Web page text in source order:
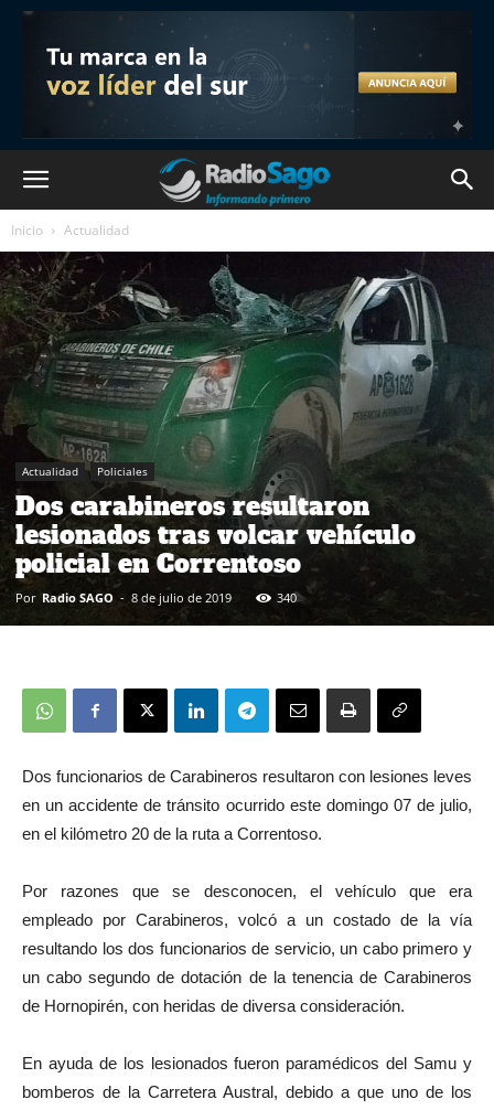
Inicio Actualidad
Actualidad Policiales
Dos carabineros resultaron
lesionados tras volcar vehículo
policial en Correntoso
Por Radio SAGO - 8 de julio de 2019 340
Dos funcionarios de Carabineros resultaron con lesiones leves
en un accidente de tránsito ocurrido este domingo 07 de julio,
en el kilómetro 20 de la ruta a Correntoso.
Por razones que se desconocen, el vehículo que era
empleado por Carabineros, volcó a un costado de la vía
resultando los dos funcionarios de servicio, un cabo primero y
un cabo segundo de dotación de la tenencia de Carabineros
de Hornopirén, con heridas de diversa consideración.
En ayuda de los lesionados fueron paramédicos del Samu y
bomberos de la Carretera Austral, debido a que uno de los